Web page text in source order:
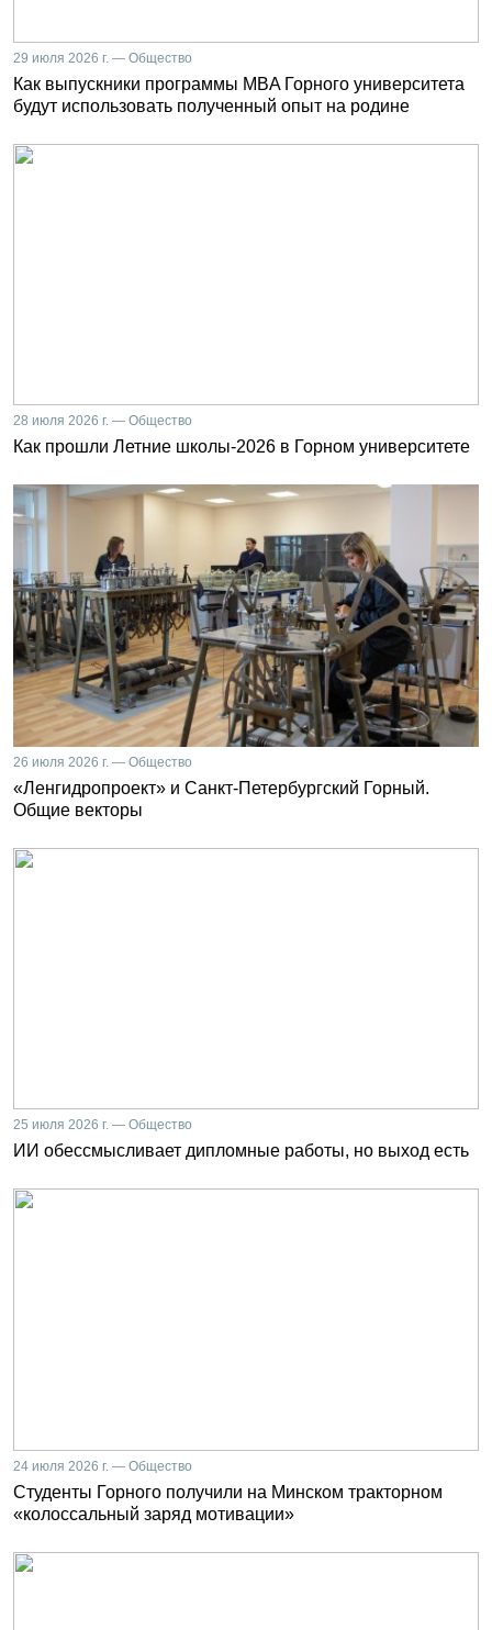
29 июля 2026 г. — Общество
Как выпускники программы MBA Горного университета
будут использовать полученный опыт на родине
28 июля 2026 г. — Общество
Как прошли Летние школы-2026 в Горном университете
26 июля 2026 г. — Общество
«Ленгидропроект» и Санкт-Петербургский Горный.
Общие векторы
25 июля 2026 г. — Общество
ИИ обессмысливает дипломные работы, но выход есть
24 июля 2026 г. — Общество
Студенты Горного получили на Минском тракторном
«колоссальный заряд мотивации»